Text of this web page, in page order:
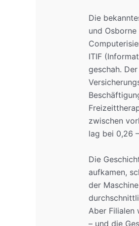
Die
und
ITIF
geschah.
zwischen
lag bei 0,26
Die
aufkamen,
der
Aber Filialen
– und die